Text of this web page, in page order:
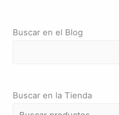
Buscar en el Blog
Buscar en la Tienda